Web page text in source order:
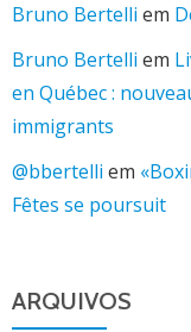
Bruno Bertelli em
Bruno Bertelli em
en Québec :
immigrants
@bbertelli em
Fêtes se poursuit
ARQUIVOS